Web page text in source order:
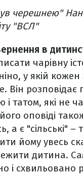
черешнею"
"ВСЛ"
в
чарівну
у якій
Він розповідає
і татом, які не
оповіді
а є "сільські" –
йому увесь
дитина.
і схвильовано